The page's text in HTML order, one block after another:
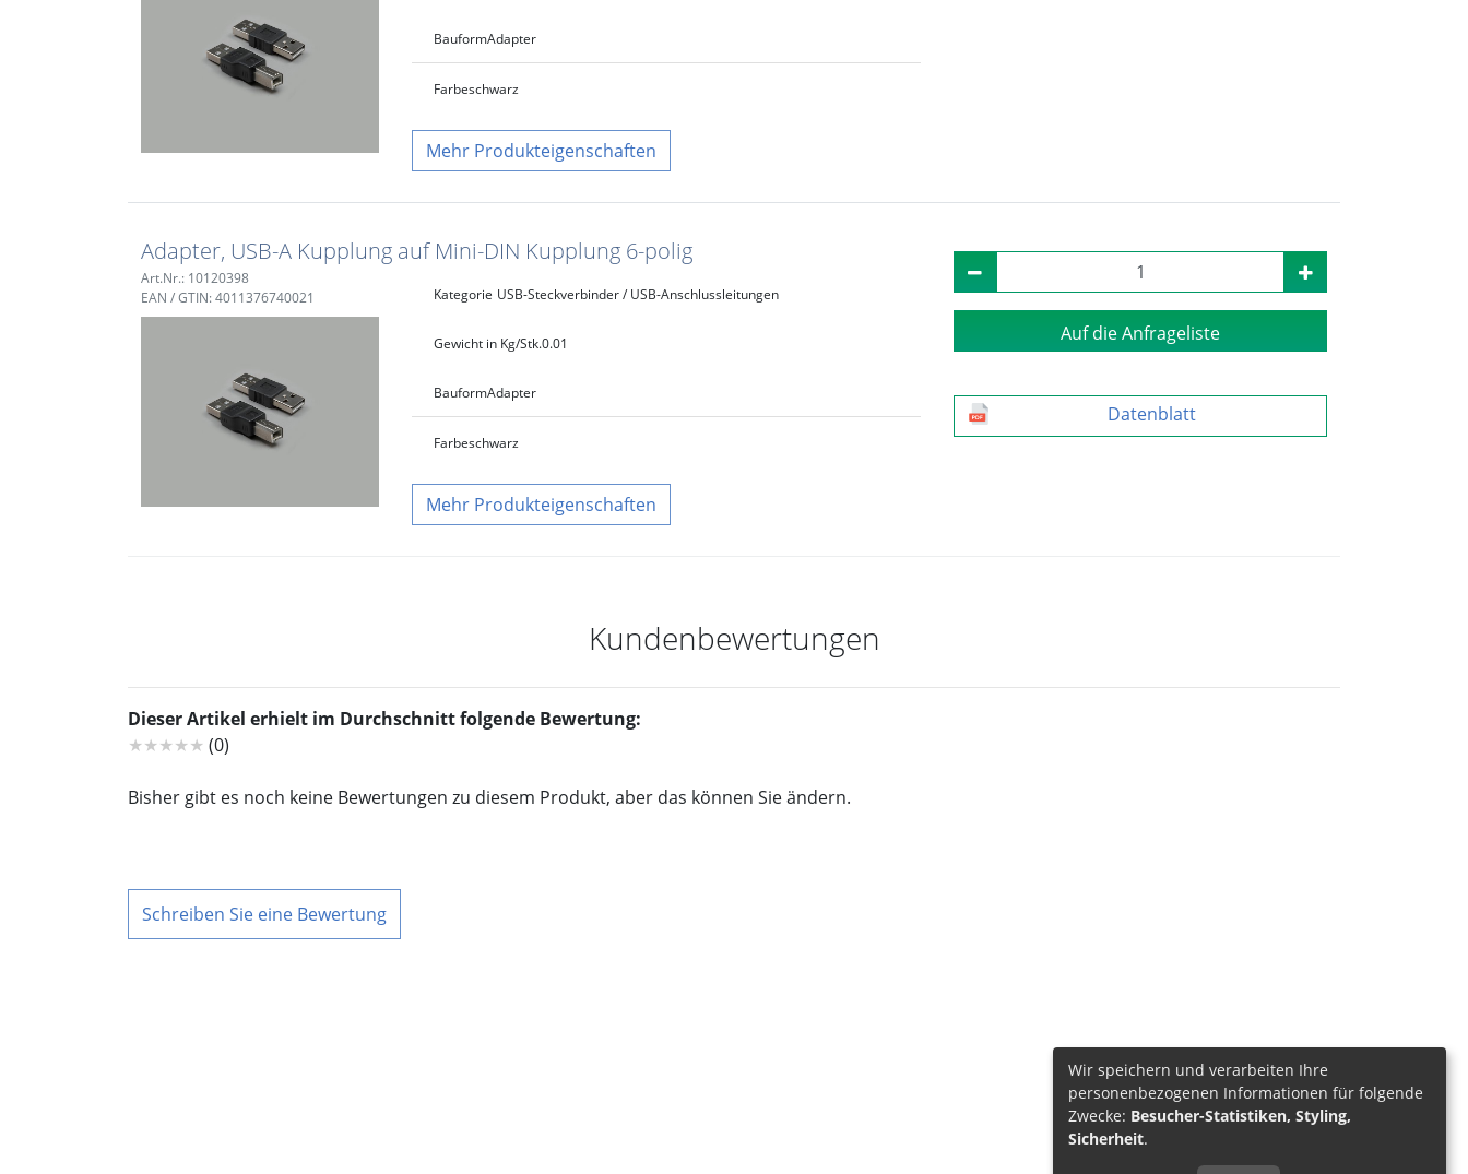
BauformAdapter
Farbeschwarz
Produkteigenschaften
Adapter, USB-A Kupplung auf Mini-DIN Kupplung 6-polig
Art.Nr.: 10120398
EAN / GTIN: 4011376740021
Kategorie USB-Steckverbinder / USB-Anschlussleitungen
Gewicht in Kg/Stk.0.01
BauformAdapter
Farbeschwarz
Produkteigenschaften
Auf die Anfrageliste
Datenblatt
Kundenbewertungen
Dieser Artikel erhielt im Durchschnitt folgende Bewertung:
★★★★★ (0)
Bisher gibt es noch keine Bewertungen zu diesem Produkt, aber das können Sie ändern.
Schreiben Sie eine Bewertung
Wir speichern und verarbeiten Ihre
personenbezogenen Informationen für folgende
Zwecke: Besucher-Statistiken, Styling,
Sicherheit.